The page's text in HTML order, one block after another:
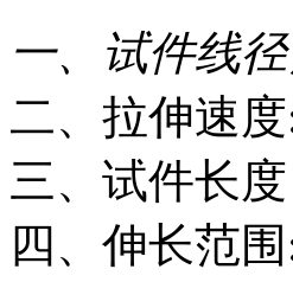
一、试件线
二、拉伸速
三、试件长
四、伸长范